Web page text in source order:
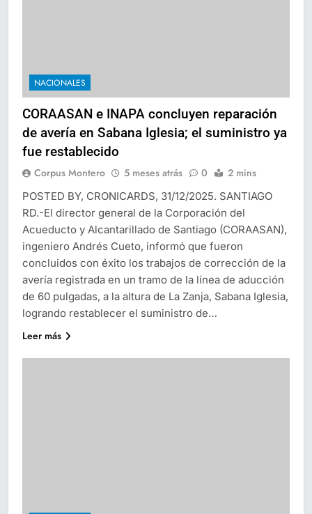
NACIONALES
CORAASAN e INAPA concluyen reparación
de avería en Sabana Iglesia; el suministro ya
fue restablecido
Corpus Montero 5 meses atrás 0 2 mins
POSTED BY, CRONICARDS, 31/12/2025. SANTIAGO
RD.-El director general de la Corporación del
Acueducto y Alcantarillado de Santiago (CORAASAN),
ingeniero Andrés Cueto, informó que fueron
concluidos con éxito los trabajos de corrección de la
avería registrada en un tramo de la línea de aducción
de 60 pulgadas, a la altura de La Zanja, Sabana Iglesia,
logrando restablecer el suministro de…
Leer más